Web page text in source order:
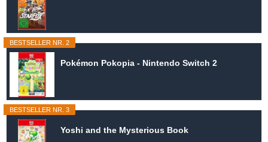
BESTSELLER NR. 2
Pokémon Pokopia - Nintendo Switch 2
BESTSELLER NR. 3
Yoshi and the Mysterious Book